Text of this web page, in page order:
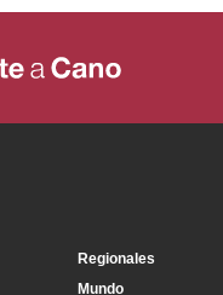
Regionales
Mundo